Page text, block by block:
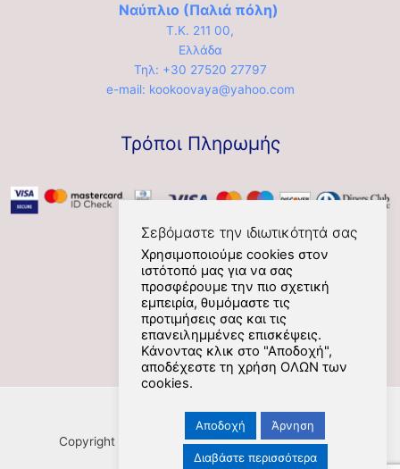
Ναύπλιο (Παλιά πόλη)
Τ.Κ. 211 00,
Ελλάδα
Τηλ: +30 27520 27797
e-mail: kookoovaya@yahoo.com
Τρόποι Πληρωμής
Social
Copyright [Nafplios] [2021] [kookoovaya.online] |
Σεβόμαστε την ιδιωτικότητά σας
Χρησιμοποιούμε cookies στον
ιστότοπό μας για να σας
προσφέρουμε την πιο σχετική
εμπειρία, θυμόμαστε τις
προτιμήσεις σας και τις
επανειλημμένες επισκέψεις.
Κάνοντας κλικ στο "Αποδοχή",
αποδέχεστε τη χρήση ΟΛΩΝ των
cookies.
Αποδοχή Άρνηση
Διαβάστε περισσότερα